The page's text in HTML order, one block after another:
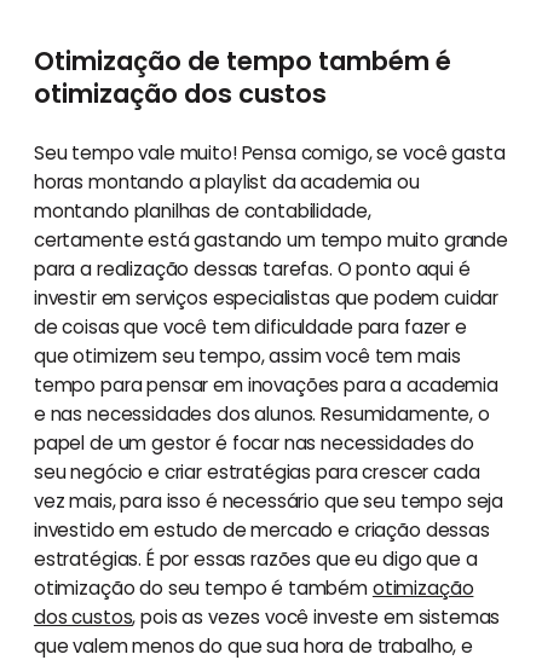
Otimização de tempo também é
otimização dos custos
Seu tempo vale muito! Pensa comigo, se você gasta
horas montando a playlist da academia ou
montando planilhas de contabilidade,
certamente está gastando um tempo muito grande
para a realização dessas tarefas. O ponto aqui é
investir em serviços especialistas que podem cuidar
de coisas que você tem dificuldade para fazer e
que otimizem seu tempo, assim você tem mais
tempo para pensar em inovações para a academia
e nas necessidades dos alunos. Resumidamente, o
papel de um gestor é focar nas necessidades do
seu negócio e criar estratégias para crescer cada
vez mais, para isso é necessário que seu tempo seja
investido em estudo de mercado e criação dessas
estratégias. É por essas razões que eu digo que a
otimização do seu tempo é tambémotimização
dos custos, pois as vezes você investe em sistemas
que valem menos do que sua hora de trabalho, e